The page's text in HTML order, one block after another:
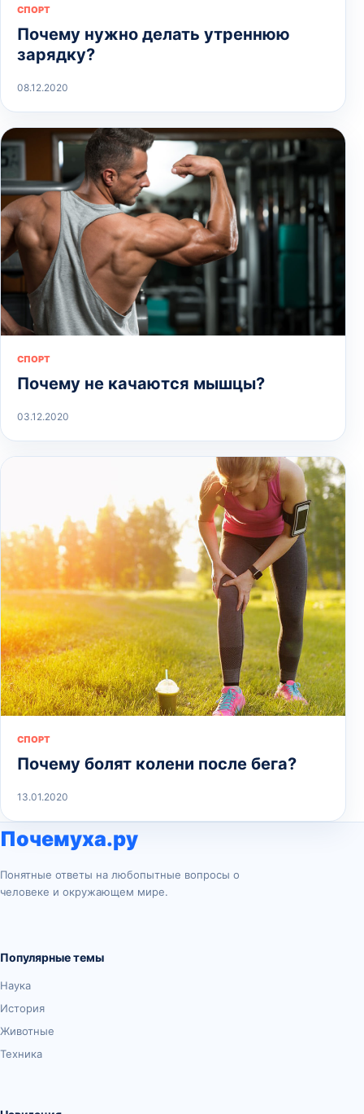
СПОРТ
Почему нужно делать утреннюю
зарядку?
08.12.2020
СПОРТ
Почему не качаются мышцы?
03.12.2020
СПОРТ
Почему болят колени после бега?
13.01.2020
Почемуха.ру
Понятные ответы на любопытные вопросы о
человеке и окружающем мире.
Популярные темы
Наука
История
Животные
Техника